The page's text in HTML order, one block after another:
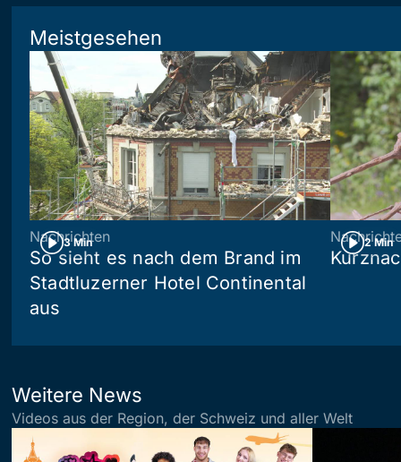
Meistgesehen
3 Min
Nachrichten
So sieht es nach dem Brand im
Stadtluzerner Hotel Continental
aus
2 Min
Weitere News
Videos aus der Region, der Schweiz und aller Welt